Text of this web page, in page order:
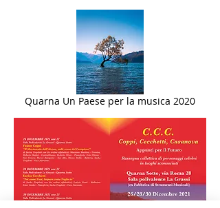
Quarna Un Paese per la musica 2020